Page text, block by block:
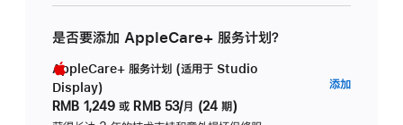
是否要添加 AppleCare+ 服务计划？
AppleCare+ 服务计划 (适用于 Studio
Display)
RMB 1,249 或 RMB 53/月 (24 期)
添加